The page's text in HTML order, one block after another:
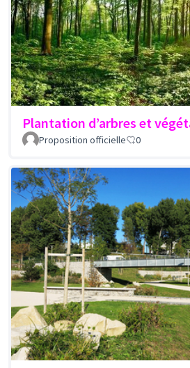
Plantation d’arbres et
Proposition officielle 0